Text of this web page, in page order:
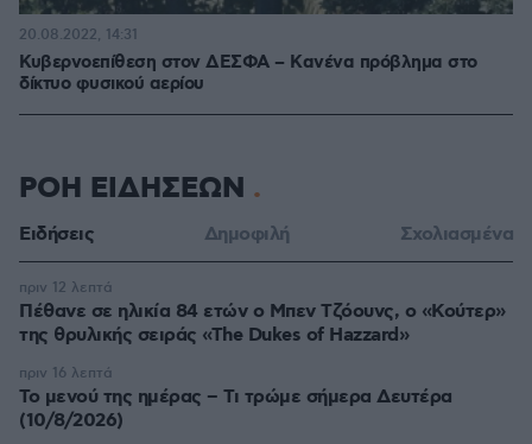
Κυβερνοεπίθεση στον ΔΕΣΦΑ – Kανένα πρόβλημα στο
δίκτυο φυσικού αερίου
20.08.2022, 14:31
ΡΟΗ ΕΙΔΗΣΕΩΝ
Ειδήσεις Δημοφιλή Σχολιασμένα
Πέθανε σε ηλικία 84 ετών ο Μπεν Τζόουνς, ο «Κούτερ»
της θρυλικής σειράς «The Dukes of Hazzard»
πριν 12 λεπτά
Το μενού της ημέρας – Τι τρώμε σήμερα Δευτέρα
(10/8/2026)
πριν 16 λεπτά